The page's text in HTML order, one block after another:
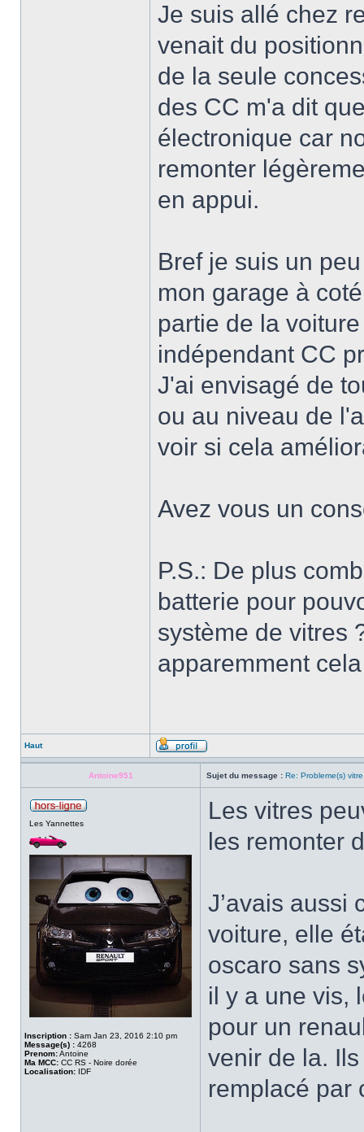
Je suis allé chez
venait du
de la seule
des CC m'a dit
électronique car
remonter
en appui.
Bref je suis un
mon garage à
partie de la
indépendant CC
J'ai envisagé de
ou au niveau de
voir si cela
Avez vous un
P.S.: De plus
batterie pour
système de vitres
apparemment
Haut
Antoine951 Sujet du message : Re: Probleme(s)
Les Yannettes
Inscription : Sam Jan 23, 2016 2:10 pm
Message(s) : 4268
Prenom:Antoine
Ma MCC: CC RS - Noire dorée
Localisation: IDF
Les vitres
les remonter
J’avais aussi
voiture, elle
oscaro sans
il y a une vis,
pour un
venir de la.
remplacé par